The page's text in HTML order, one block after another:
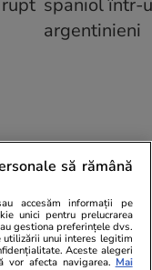
GSP.ro
Farsa
spaniol într-
argentinieni
să rămână
accesăm informații pe
unici pentru prelucrarea
gestiona preferințele dvs.
utilizării unui interes legitim
Aceste alegeri
afecta navigarea. Mai